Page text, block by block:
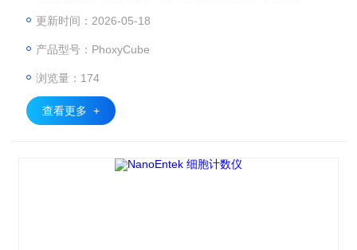
选、组织工程、呼吸测量和药物剂量反应研究。
更新时间：2026-05-18
产品型号：PhoxyCube
浏览量：174
查看更多 +